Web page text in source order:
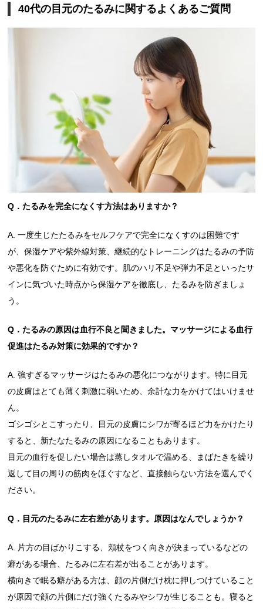
40代の目元のたるみに関するよくあるご質問
Q．たるみを完全になくす方法はありますか？
A. 一度生じたたるみをセルフケアで完全になくすのは困難です
が、保湿ケアや紫外線対策、継続的なトレーニングはたるみの予防
や悪化を防ぐために有効です。肌のハリ不足や弾力不足といったサ
インに気づいた時点から保湿ケアを徹底し、たるみを防ぎましょ
う。
Q．たるみの原因は血行不良と聞きました。マッサージによる血行
促進はたるみ対策に効果的ですか？
A. 強すぎるマッサージはたるみの悪化につながります。特に目元
の皮膚はとても薄く刺激に弱いため、余計な力をかけてはいけませ
ん。
ゴシゴシとこすったり、目元の皮膚にシワが寄るほど力をかけたり
すると、新たなたるみの原因になることもあります。
目元の血行を促したい場合は蒸しタオルで温める、まばたきを繰り
返して目の周りの筋肉をほぐすなど、直接触らない方法を選んでく
ださい。
Q．目元のたるみに左右差があります。原因はなんでしょうか？
A. 片方の目ばかりこする、頬杖をつく向きが決まっているなどの
癖がある場合、たるみに左右差が出ることがあります。
横向きで眠る癖がある方は、顔の片側だけ枕に押しつけていること
が原因で顔の片側にだけ強くたるみやシワが生じることも。寝ると